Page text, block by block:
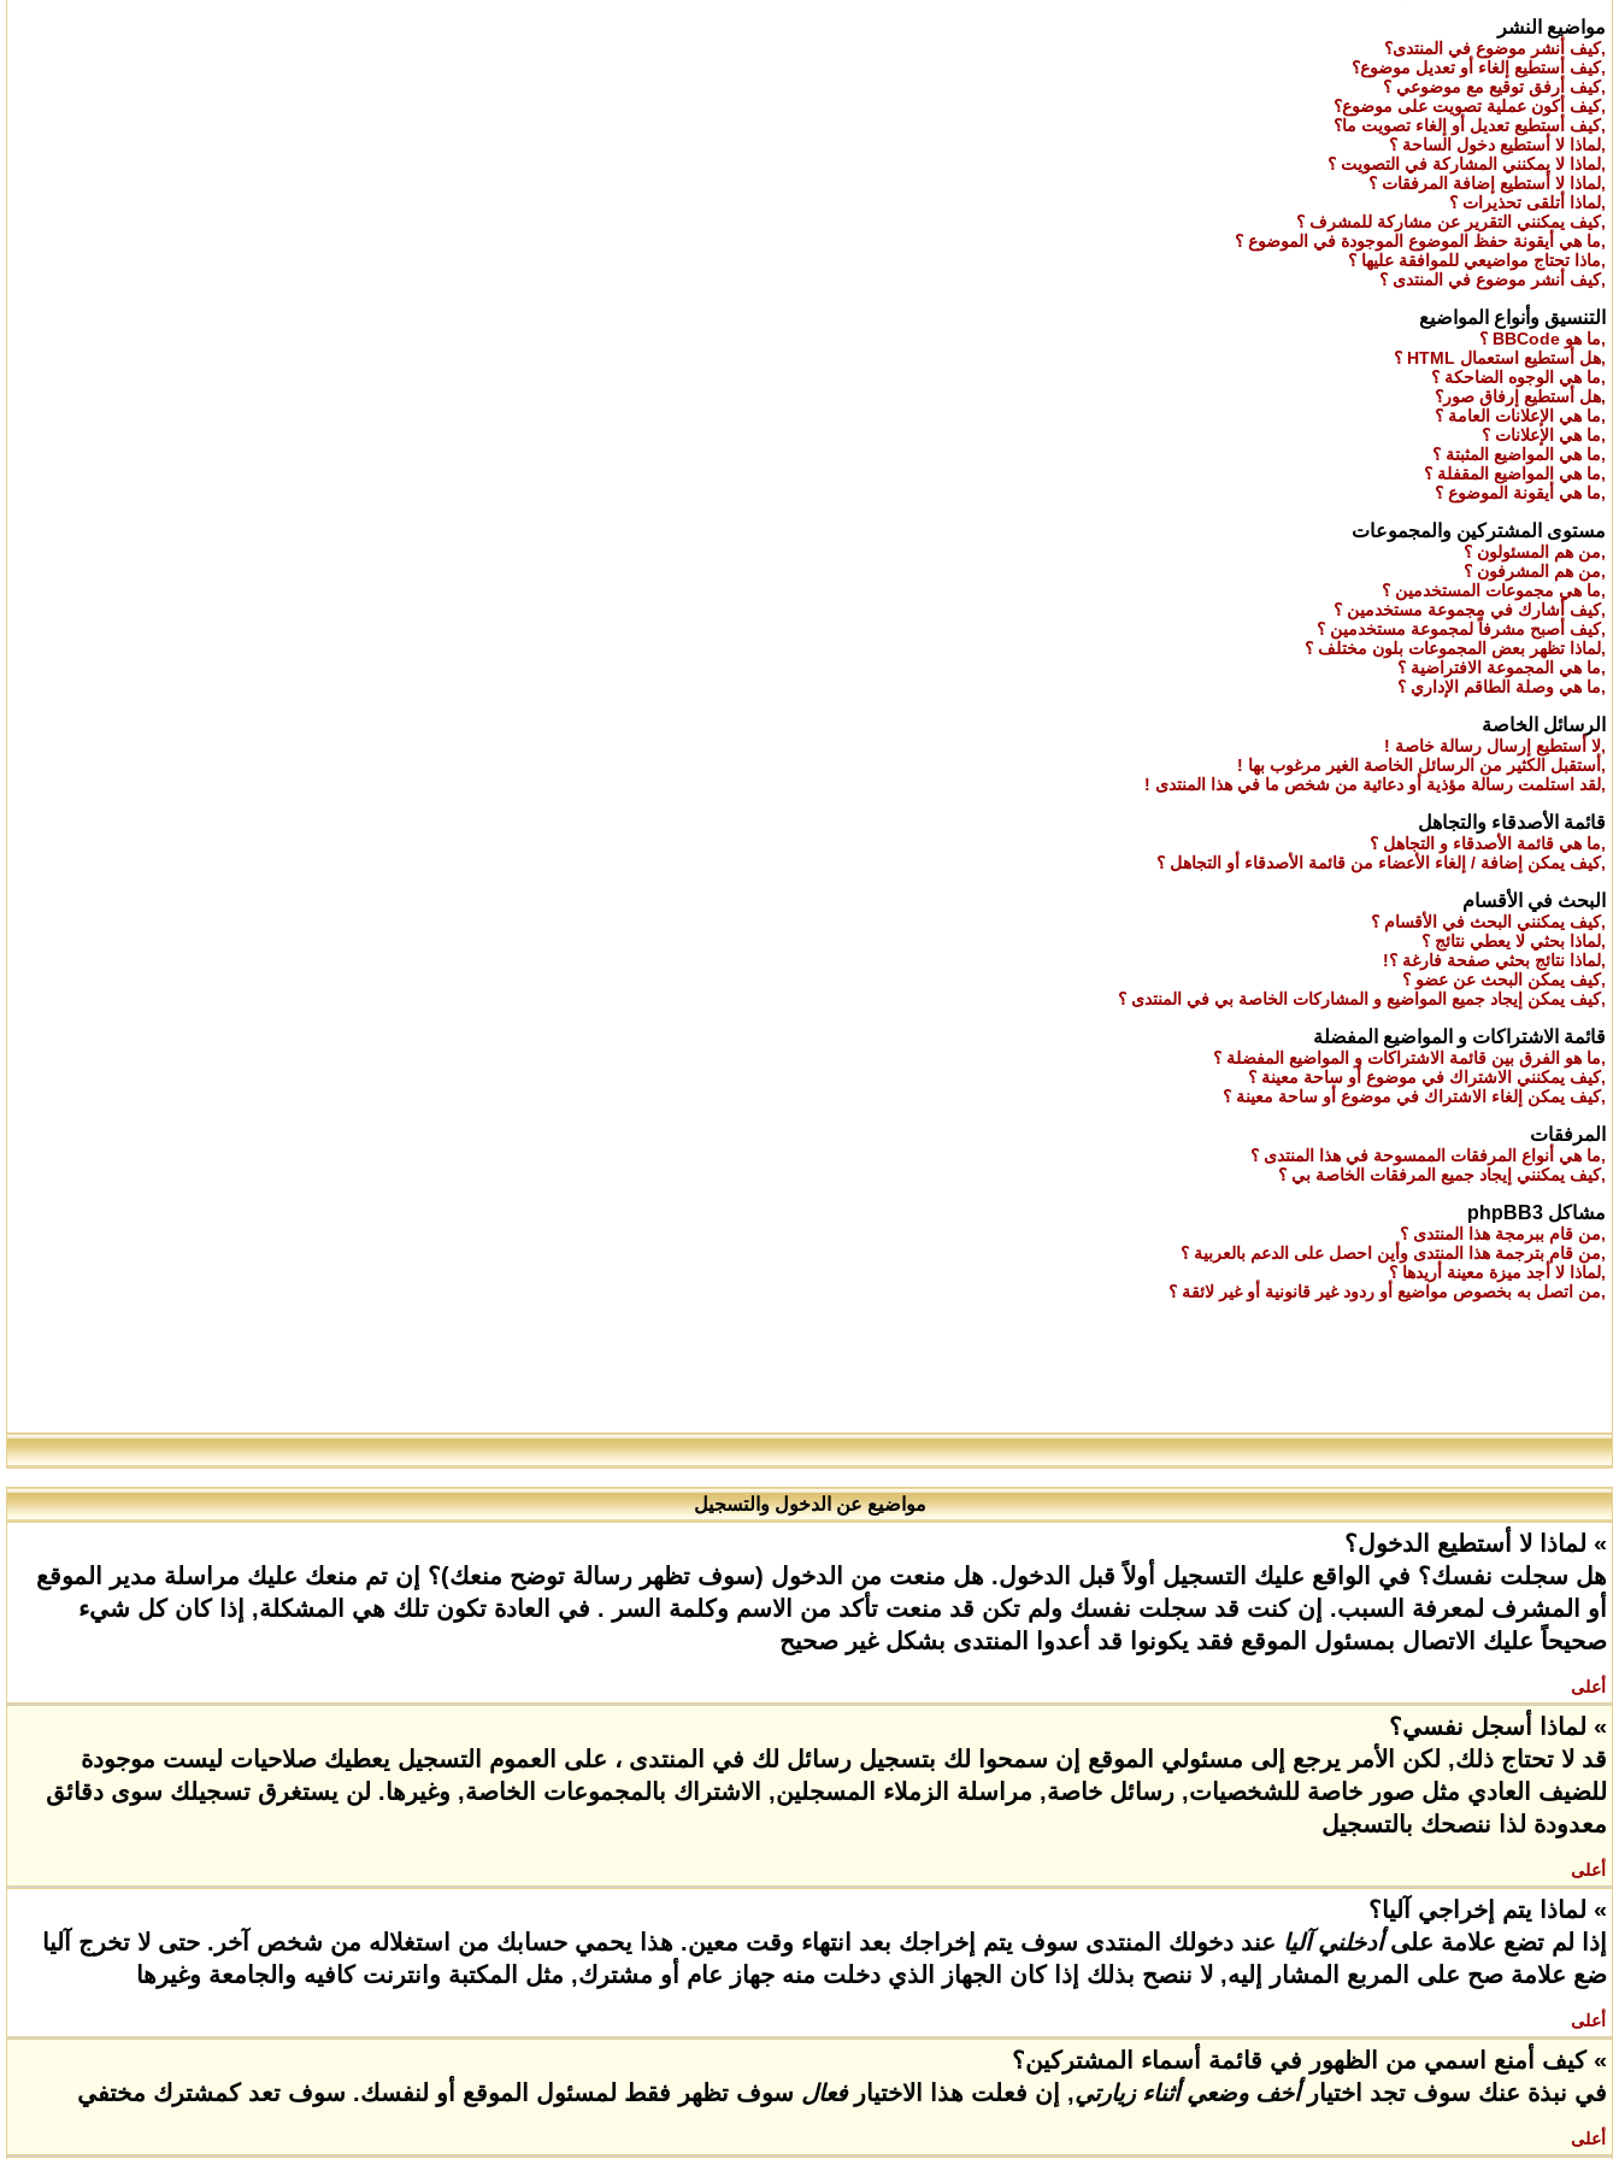
مواضيع النشر
,كيف أنشر موضوع في المنتدى؟
,كيف أستطيع إلغاء أو تعديل موضوع؟
,كيف أرفق توقيع مع موضوعي ؟
,كيف أكون عملية تصويت على موضوع؟
,كيف أستطيع تعديل أو إلغاء تصويت ما؟
,لماذا لا أستطيع دخول الساحة ؟
,لماذا لا يمكنني المشاركة في التصويت ؟
,لماذا لا أستطيع إضافة المرفقات ؟
,لماذا أتلقى تحذيرات ؟
,كيف يمكنني التقرير عن مشاركة للمشرف ؟
,ما هي أيقونة حفظ الموضوع الموجودة في الموضوع ؟
,ماذا تحتاج مواضيعي للموافقة عليها ؟
,كيف أنشر موضوع في المنتدى ؟
التنسيق وأنواع المواضيع
,ما هو BBCode ؟
,هل أستطيع استعمال HTML ؟
,ما هي الوجوه الضاحكة ؟
,هل أستطيع إرفاق صور؟
,ما هي الإعلانات العامة ؟
,ما هي الإعلانات ؟
,ما هي المواضيع المثبتة ؟
,ما هي المواضيع المقفلة ؟
,ما هي أيقونة الموضوع ؟
مستوى المشتركين والمجموعات
,من هم المسئولون ؟
,من هم المشرفون ؟
,ما هي مجموعات المستخدمين ؟
,كيف أشارك في مجموعة مستخدمين ؟
,كيف أصبح مشرفاً لمجموعة مستخدمين ؟
,لماذا تظهر بعض المجموعات بلون مختلف ؟
,ما هي المجموعة الافتراضية ؟
,ما هي وصلة الطاقم الإداري ؟
الرسائل الخاصة
,لا أستطيع إرسال رسالة خاصة !
, أستقبل الكثير من الرسائل الخاصة الغير مرغوب بها !
,لقد استلمت رسالة مؤذية أو دعائية من شخص ما في هذا المنتدى !
قائمة الأصدقاء والتجاهل
,ما هي قائمة الأصدقاء و التجاهل ؟
,كيف يمكن إضافة / إلغاء الأعضاء من قائمة الأصدقاء أو التجاهل ؟
البحث في الأقسام
,كيف يمكنني البحث في الأقسام ؟
,لماذا بحثي لا يعطي نتائج ؟
,لماذا نتائج بحثي صفحة فارغة ؟!
,كيف يمكن البحث عن عضو ؟
,كيف يمكن إيجاد جميع المواضيع و المشاركات الخاصة بي في المنتدى ؟
قائمة الاشتراكات و المواضيع المفضلة
,ما هو الفرق بين قائمة الاشتراكات و المواضيع المفضلة ؟
,كيف يمكنني الاشتراك في موضوع أو ساحة معينة ؟
,كيف يمكن إلغاء الاشتراك في موضوع أو ساحة معينة ؟
المرفقات
,ما هي أنواع المرفقات الممسوحة في هذا المنتدى ؟
,كيف يمكنني إيجاد جميع المرفقات الخاصة بي ؟
مشاكل phpBB3
,من قام ببرمجة هذا المنتدى ؟
,من قام بترجمة هذا المنتدى وأين احصل على الدعم بالعربية ؟
,لماذا لا أجد ميزة معينة أريدها ؟
,من اتصل به بخصوص مواضيع أو ردود غير قانونية أو غير لائقة ؟
مواضيع عن الدخول والتسجيل
» لماذا لا أستطيع الدخول؟
هل سجلت نفسك؟ في الواقع عليك التسجيل أولاً قبل الدخول. هل منعت من الدخول (سوف تظهر رسالة توضح منعك)؟ إن تم منعك عليك مراسلة مدير الموقع
أو المشرف لمعرفة السبب. إن كنت قد سجلت نفسك ولم تكن قد منعت تأكد من الاسم وكلمة السر . في العادة تكون تلك هي المشكلة, إذا كان كل شيء
صحيحاً عليك الاتصال بمسئول الموقع فقد يكونوا قد أعدوا المنتدى بشكل غير صحيح
أعلى
» لماذا أسجل نفسي؟
قد لا تحتاج ذلك, لكن الأمر يرجع إلى مسئولي الموقع إن سمحوا لك بتسجيل رسائل لك في المنتدى ، على العموم التسجيل يعطيك صلاحيات ليست موجودة
للضيف العادي مثل صور خاصة للشخصيات, رسائل خاصة, مراسلة الزملاء المسجلين, الاشتراك بالمجموعات الخاصة, وغيرها. لن يستغرق تسجيلك سوى دقائق
معدودة لذا ننصحك بالتسجيل
أعلى
» لماذا يتم إخراجي آليا؟
إذا لم تضع علامة علىأدخلني آليا عند دخولك المنتدى سوف يتم إخراجك بعد انتهاء وقت معين. هذا يحمي حسابك من استغلاله من شخص آخر. حتى لا تخرج آليا
ضع علامة صح على المربع المشار إليه, لا ننصح بذلك إذا كان الجهاز الذي دخلت منه جهاز عام أو مشترك, مثل المكتبة وانترنت كافيه والجامعة وغيرها
أعلى
» كيف أمنع اسمي من الظهور في قائمة أسماء المشتركين؟
في نبذة عنك سوف تجد اختيارأخف وضعي أثناء زيارتي, إن فعلت هذا الاختيارفعال سوف تظهر فقط لمسئول الموقع أو لنفسك. سوف تعد كمشترك مختفي
أعلى